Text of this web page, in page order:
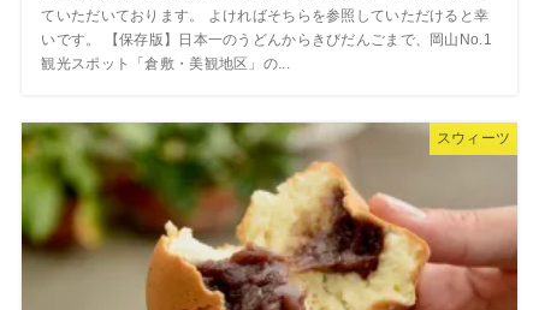
ていただいております。 よければそちらを参照していただけると幸
いです。 【保存版】日本一のうどんからきびだんごまで、岡山No.1
観光スポット「倉敷・美観地区」の...
スウィーツ